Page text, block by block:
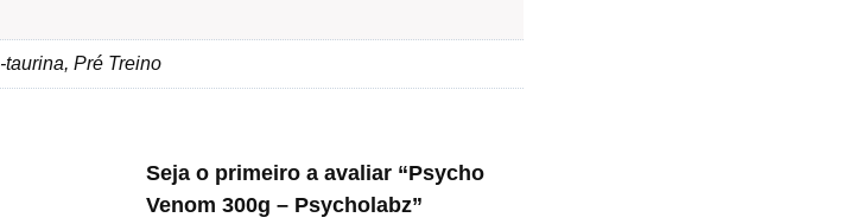
Pré Treino
Seja o primeiro a avaliar “Psycho
Venom 300g – Psycholabz”